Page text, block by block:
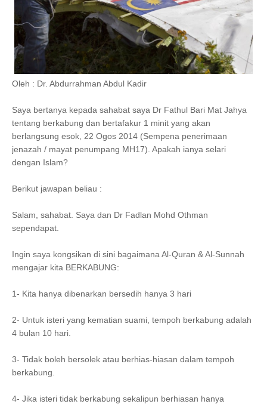
Oleh : Dr. Abdurrahman Abdul Kadir
Saya bertanya kepada sahabat saya Dr Fathul Bari Mat Jahya
tentang berkabung dan bertafakur 1 minit yang akan
berlangsung esok, 22 Ogos 2014 (Sempena penerimaan
jenazah / mayat penumpang MH17). Apakah ianya selari
dengan Islam?
Berikut jawapan beliau :
Salam, sahabat. Saya dan Dr Fadlan Mohd Othman
sependapat.
Ingin saya kongsikan di sini bagaimana Al-Quran & Al-Sunnah
mengajar kita BERKABUNG:
1- Kita hanya dibenarkan bersedih hanya 3 hari
2- Untuk isteri yang kematian suami, tempoh berkabung adalah
4 bulan 10 hari.
3- Tidak boleh bersolek atau berhias-hiasan dalam tempoh
berkabung.
4- Jika isteri tidak berkabung sekalipun berhiasan hanya